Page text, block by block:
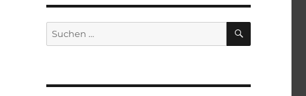
Suchen
nach:
SUCHEN